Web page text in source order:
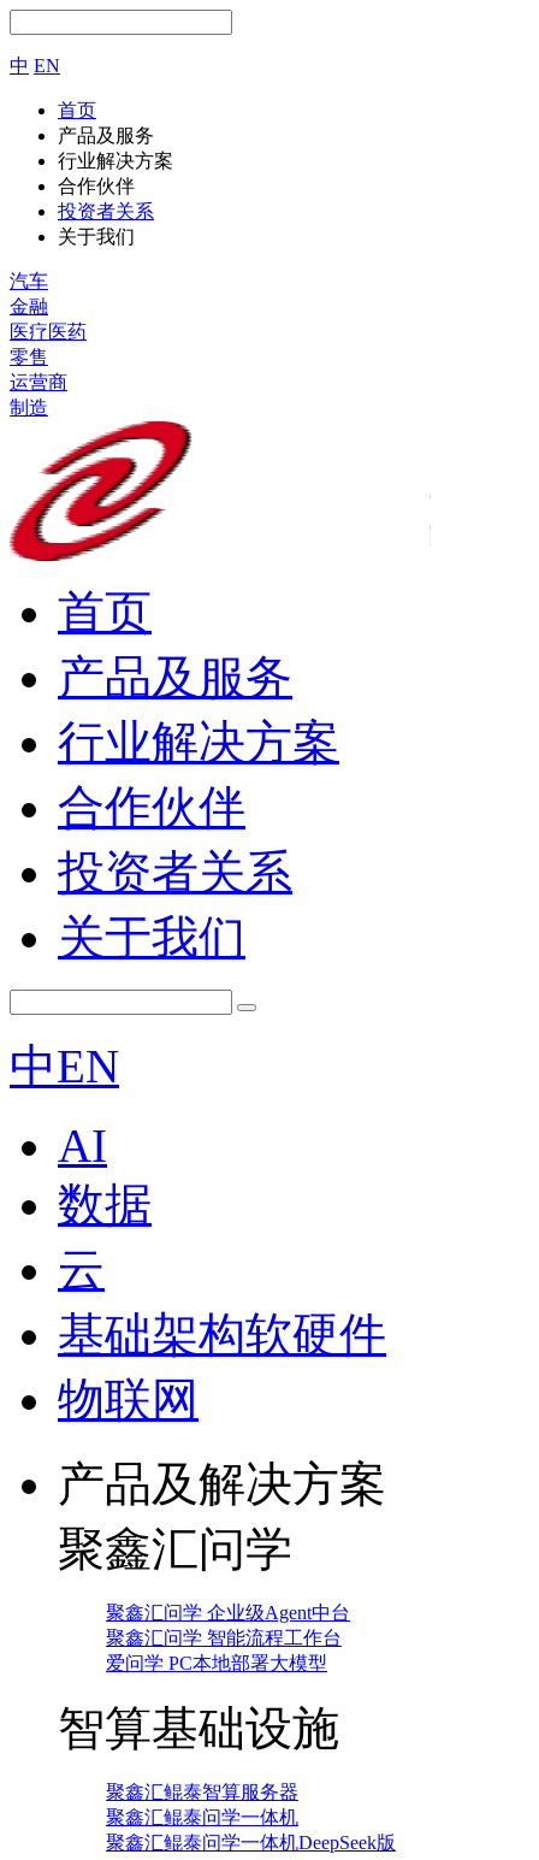
中 EN
首页
产品及服务
行业解决方案
合作伙伴
投资者关系
关于我们
汽车
金融
医疗医药
零售
运营商
制造
首页
产品及服务
行业解决方案
合作伙伴
投资者关系
关于我们
中EN
AI
数据
云
基础架构软硬件
物联网
产品及解决方案
聚鑫汇问学
聚鑫汇问学 企业级Agent中台
聚鑫汇问学 智能流程工作台
爱问学 PC本地部署大模型
智算基础设施
聚鑫汇鲲泰智算服务器
聚鑫汇鲲泰问学一体机
聚鑫汇鲲泰问学一体机DeepSeek版